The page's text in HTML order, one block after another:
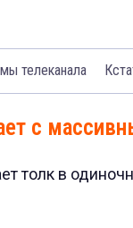
телеканала
с
толк в